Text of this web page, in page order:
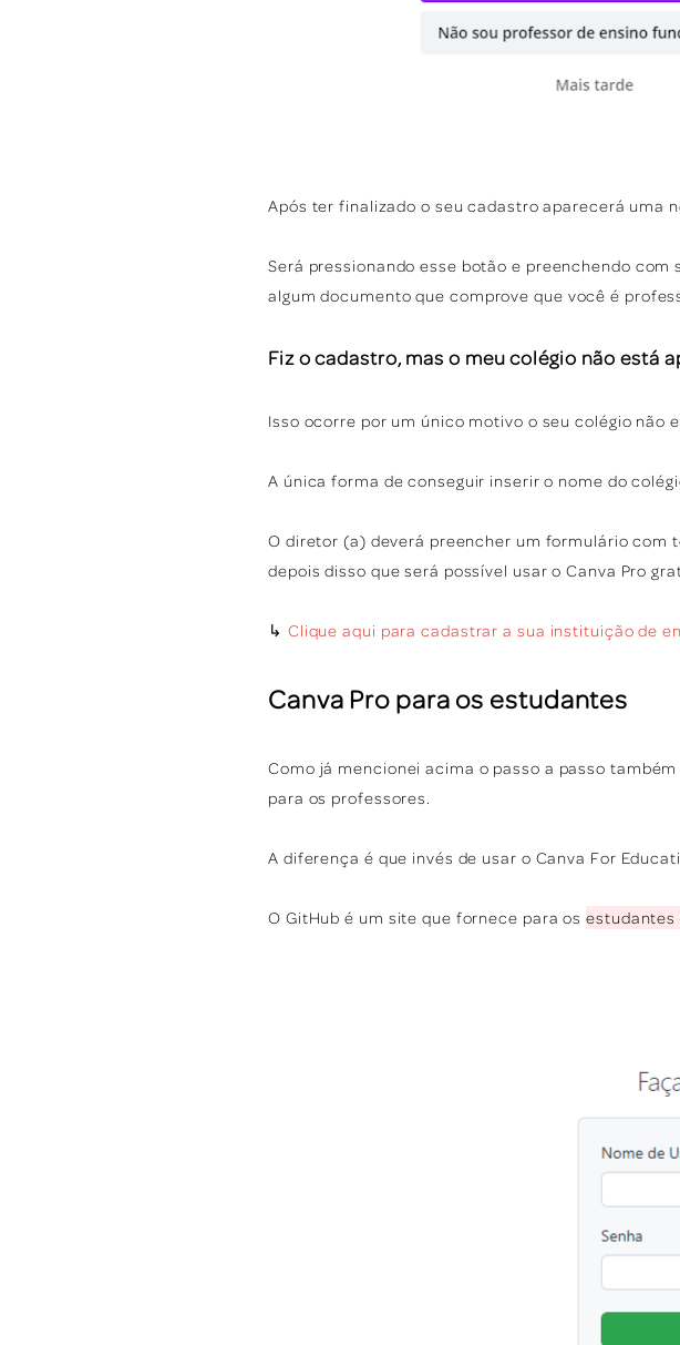
Após ter finalizado o seu cadastro aparecerá uma
Será pressionando esse botão e preenchendo
algum documento que comprove que você é
Fiz o cadastro, mas o meu colégio não está
Isso ocorre por um único motivo o seu colégio não
A única forma de conseguir inserir o nome do
O diretor (a) deverá preencher um formulário com
depois disso que será possível usar o Canva Pro
↳ Clique aqui para cadastrar a sua instituição de
Canva Pro para os estudantes
Como já mencionei acima o passo a passo
para os professores.
A diferença é que invés de usar o Canva For
O GitHub é um site que fornece para osestudantes